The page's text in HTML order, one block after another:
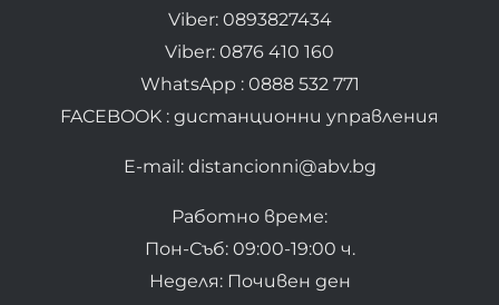
Viber: 0893827434
Viber: 0876 410 160
WhatsApp : 0888 532 771
FACEBOOK : дистанционни управления
E-mail: distancionni@abv.bg
Работно време:
Пон-Съб: 09:00-19:00 ч.
Неделя: Почивен ден